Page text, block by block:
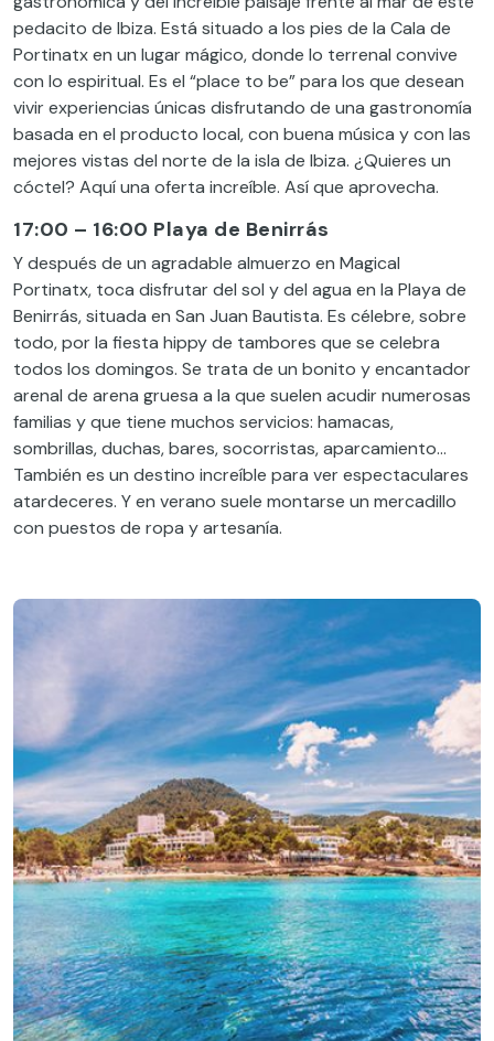
pedacito de Ibiza. Está situado a los pies de la Cala de
Portinatx en un lugar mágico, donde lo terrenal convive
con lo espiritual. Es el “place to be” para los que desean
vivir experiencias únicas disfrutando de una gastronomía
basada en el producto local, con buena música y con las
mejores vistas del norte de la isla de Ibiza. ¿Quieres un
cóctel? Aquí una oferta increíble. Así que aprovecha.
17:00 – 16:00 Playa de Benirrás
Ydespués de un agradable almuerzo en Magical
Portinatx, toca disfrutar del sol y del agua en la Playa de
Benirrás, situada en San Juan Bautista. Es célebre, sobre
todo, por la fiesta hippy de tambores que se celebra
todos los domingos. Se trata de un bonito y encantador
arenal de arena gruesa a la que suelen acudir numerosas
familias y que tiene muchos servicios: hamacas,
sombrillas, duchas, bares, socorristas, aparcamiento…
También es un destino increíble para ver espectaculares
atardeceres. Y en verano suele montarse un mercadillo
con puestos de ropa y artesanía.